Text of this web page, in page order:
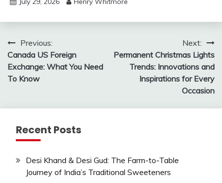
Post
navigation
Previous:
Canada US Foreign
Exchange: What You Need
To Know
Next:
Permanent Christmas Lights
Trends: Innovations and
Inspirations for Every
Occasion
Recent Posts
Desi Khand & Desi Gud: The Farm-to-Table
Journey of India’s Traditional Sweeteners